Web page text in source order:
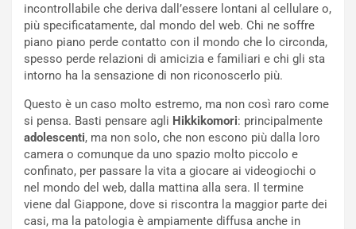
incontrollabile che deriva dall’essere lontani al cellulare o,
più specificatamente, dal mondo del web. Chi ne soffre
piano piano perde contatto con il mondo che lo circonda,
spesso perde relazioni di amicizia e familiari e chi gli sta
intorno ha la sensazione di non riconoscerlo più.
Questo è un caso molto estremo, ma non così raro come
si pensa. Basti pensare agli Hikkikomori: principalmente
adolescenti, ma non solo, che non escono più dalla loro
camera o comunque da uno spazio molto piccolo e
confinato, per passare la vita a giocare ai videogiochi o
nel mondo del web, dalla mattina alla sera. Il termine
viene dal Giappone, dove si riscontra la maggior parte dei
casi, ma la patologia è ampiamente diffusa anche in